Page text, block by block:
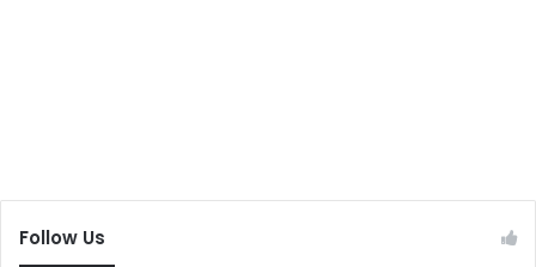
Follow Us